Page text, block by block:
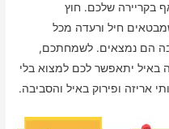
בקריירה שלכם. חוץ
חיל ורעדה מכל
בה הם נמצאים. לשמחתכם,
באיל יתאפשר לכם למצוא בלי
אריזה ופירוק באיל והסביבה.